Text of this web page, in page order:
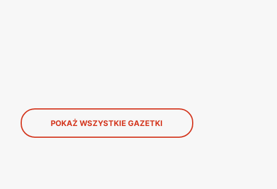
POKAŻ WSZYSTKIE GAZETKI